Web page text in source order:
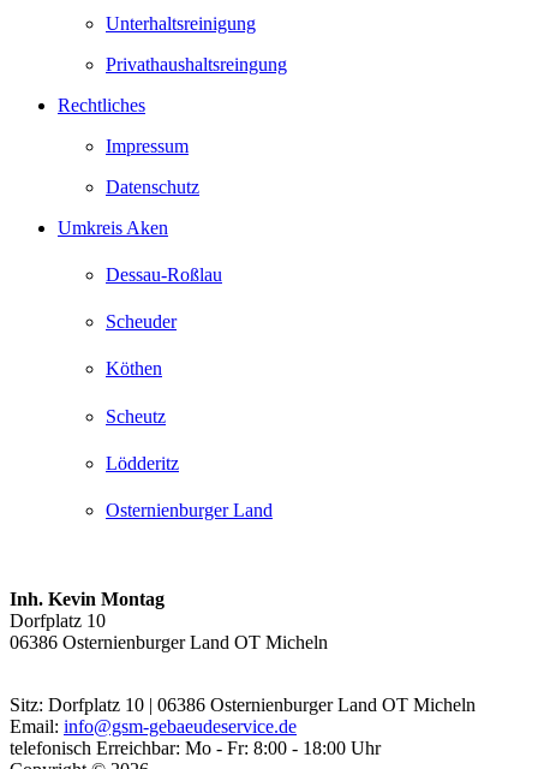
Unterhaltsreinigung
Privathaushaltsreingung
Rechtliches
Impressum
Datenschutz
Umkreis Aken
Dessau-Roßlau
Scheuder
Köthen
Scheutz
Lödderitz
Osternienburger Land
Inh. Kevin Montag
Dorfplatz 10
06386 Osternienburger Land OT Micheln
Sitz: Dorfplatz 10 | 06386 Osternienburger Land OT Micheln
Email: info@gsm-gebaeudeservice.de
telefonisch Erreichbar: Mo - Fr: 8:00 - 18:00 Uhr